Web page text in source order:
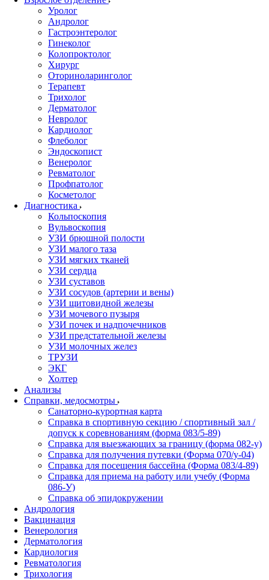
Уролог
Андролог
Гастроэнтеролог
Гинеколог
Колопроктолог
Хирург
Оториноларинголог
Терапевт
Трихолог
Дерматолог
Невролог
Кардиолог
Флеболог
Эндоскопист
Венеролог
Ревматолог
Профпатолог
Косметолог
Диагностика
Кольпоскопия
Вульвоскопия
УЗИ брюшной полости
УЗИ малого таза
УЗИ мягких тканей
УЗИ сердца
УЗИ суставов
УЗИ сосудов (артерии и вены)
УЗИ щитовидной железы
УЗИ мочевого пузыря
УЗИ почек и надпочечников
УЗИ предстательной железы
УЗИ молочных желез
ТРУЗИ
ЭКГ
Холтер
Анализы
Справки, медосмотры
Санаторно-курортная карта
Справка в спортивную секцию / спортивный зал /
допуск к соревнованиям (форма 083/5-89)
Справка для выезжающих за границу (форма 082-у)
Справка для получения путевки (Форма 070/у-04)
Справка для посещения бассейна (Форма 083/4-89)
Справка для приема на работу или учебу (Форма
086-У)
Справка об эпидокружении
Андрология
Вакцинация
Венерология
Дерматология
Кардиология
Ревматология
Трихология